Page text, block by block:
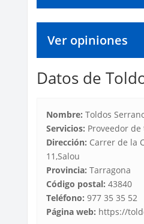
Ver opiniones
Datos de
Nombre: Toldos
Servicios: Proveedor de
Dirección: Carrer de la
11,Salou
Provincia: Tarragona
Código postal: 43840
Teléfono: 977 35 35 52
Página web: https://